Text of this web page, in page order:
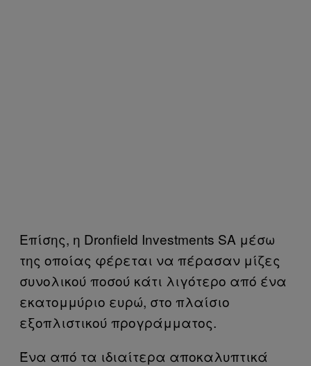
Επίσης, η Dronfield Investments SA μέσω
της οποίας φέρεται να πέρασαν μίζες
συνολικού ποσού κάτι λιγότερο από ένα
εκατομμύριο ευρώ, στο πλαίσιο
εξοπλιστικού προγράμματος.
Ένα από τα ιδιαίτερα αποκαλυπτικά